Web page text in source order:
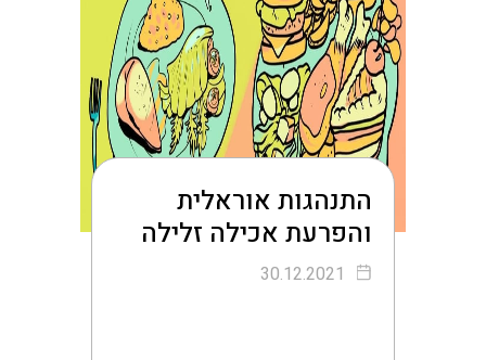
התנהגות אוראלית
והפרעת אכילה זלילה
30.12.2021